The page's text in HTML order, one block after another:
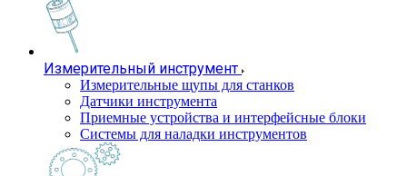
Измерительный инструмент
Измерительные щупы для станков
Датчики инструмента
Приемные устройства и интерфейсные блоки
Системы для наладки инструментов